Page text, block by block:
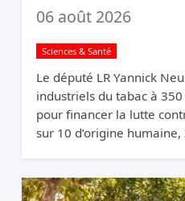
06 août 2026
Sciences & Santé
Le député LR Yannick
industriels du tabac à
pour financer la lutte
sur 10 d’origine